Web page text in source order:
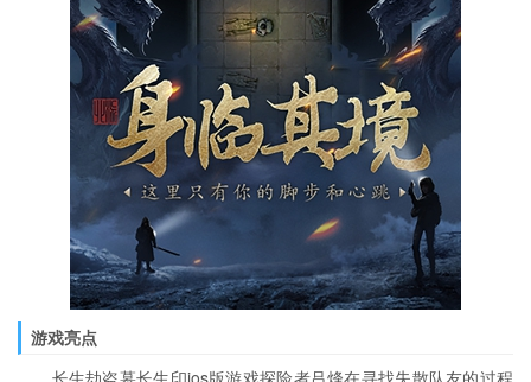
游戏亮点
长生劫盗墓长生印ios版游戏探险者吕烽在寻找失散队友的过程